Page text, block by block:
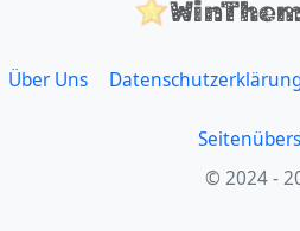
Über Uns
© 2024 -